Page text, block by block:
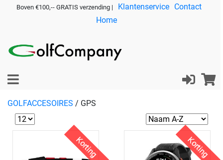
Boven €100,-- GRATIS verzending | Klantenservice Contact
Home
GOLFACCESOIRES / GPS
Korting Korting